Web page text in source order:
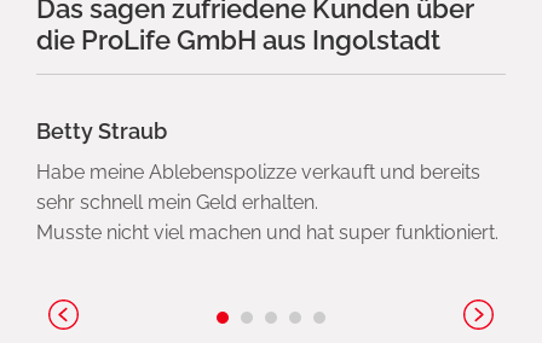
Das sagen zufriedene Kunden über
die ProLife GmbH aus Ingolstadt
Betty Straub
Habe meine Ablebenspolizze verkauft und bereits
sehr schnell mein Geld erhalten.
Musste nicht viel machen und hat super funktioniert.